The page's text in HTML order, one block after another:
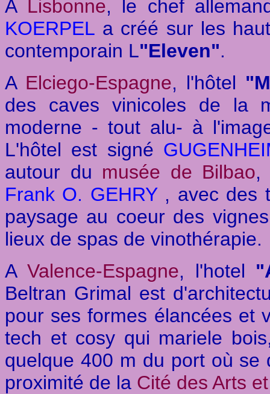
A Lisbonne, le chef
KOERPEL a créé sur les
contemporain L"Eleven".
A Elciego-Espagne, l'hôtel
des caves vinicoles de la
moderne - tout alu- à
L'hôtel est signé
autour du musée de Bilbao,
Frank O. GEHRY, avec des
paysage au coeur des
lieux de spas de vinothérapie.
A Valence-Espagne, l'hotel
Beltran Grimal est
pour ses formes élancées et
tech et cosy qui mariele
quelque 400 m du port où se
proximité de la Cité des Arts